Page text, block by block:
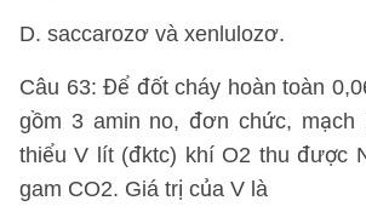
D. saccarozơ và xenlulozơ.
Câu 63: Để đốt cháy hoàn toàn
gồm 3 amin no, đơn chức, mạch
thiểu V lít (đktc) khí O2 thu được
gam CO2. Giá trị của V là